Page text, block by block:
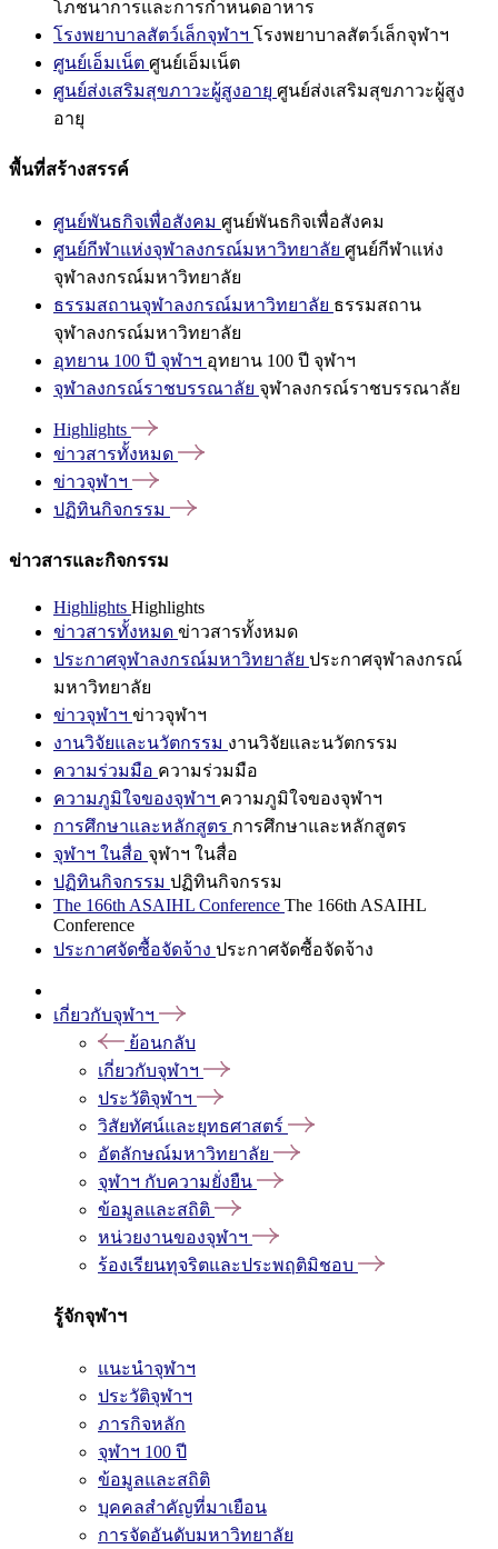
โภชนาการและการกำหนดอาหาร
โรงพยาบาลสัตว์เล็กจุฬาฯ โรงพยาบาลสัตว์เล็กจุฬาฯ
ศูนย์เอ็มเน็ต ศูนย์เอ็มเน็ต
ศูนย์ส่งเสริมสุขภาวะผู้สูงอายุ ศูนย์ส่งเสริมสุขภาวะผู้สูง
อายุ
พื้นที่สร้างสรรค์
ศูนย์พันธกิจเพื่อสังคม ศูนย์พันธกิจเพื่อสังคม
ศูนย์กีฬาแห่งจุฬาลงกรณ์มหาวิทยาลัย ศูนย์กีฬาแห่ง
จุฬาลงกรณ์มหาวิทยาลัย
ธรรมสถานจุฬาลงกรณ์มหาวิทยาลัย ธรรมสถาน
จุฬาลงกรณ์มหาวิทยาลัย
อุทยาน 100 ปี จุฬาฯ อุทยาน 100 ปี จุฬาฯ
จุฬาลงกรณ์ราชบรรณาลัย จุฬาลงกรณ์ราชบรรณาลัย
Highlights
ข่าวสารทั้งหมด
ข่าวจุฬาฯ
ปฏิทินกิจกรรม
ข่าวสารและกิจกรรม
Highlights Highlights
ข่าวสารทั้งหมด ข่าวสารทั้งหมด
ประกาศจุฬาลงกรณ์มหาวิทยาลัย ประกาศจุฬาลงกรณ์
มหาวิทยาลัย
ข่าวจุฬาฯ ข่าวจุฬาฯ
งานวิจัยและนวัตกรรม งานวิจัยและนวัตกรรม
ความร่วมมือ ความร่วมมือ
ความภูมิใจของจุฬาฯ ความภูมิใจของจุฬาฯ
การศึกษาและหลักสูตร การศึกษาและหลักสูตร
จุฬาฯ ในสื่อ จุฬาฯ ในสื่อ
ปฏิทินกิจกรรม ปฏิทินกิจกรรม
The 166th ASAIHL Conference The 166th ASAIHL
Conference
ประกาศจัดซื้อจัดจ้าง ประกาศจัดซื้อจัดจ้าง
เกี่ยวกับจุฬาฯ
ย้อนกลับ
เกี่ยวกับจุฬาฯ
ประวัติจุฬาฯ
วิสัยทัศน์และยุทธศาสตร์
อัตลักษณ์มหาวิทยาลัย
จุฬาฯ กับความยั่งยืน
ข้อมูลและสถิติ
หน่วยงานของจุฬาฯ
ร้องเรียนทุจริตและประพฤติมิชอบ
รู้จักจุฬาฯ
แนะนำจุฬาฯ
ประวัติจุฬาฯ
ภารกิจหลัก
จุฬาฯ 100 ปี
ข้อมูลและสถิติ
บุคคลสำคัญที่มาเยือน
การจัดอันดับมหาวิทยาลัย